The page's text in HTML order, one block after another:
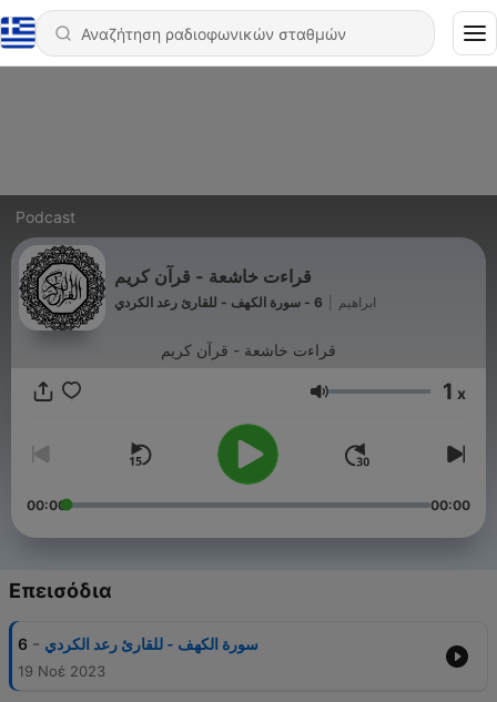
Podcast
قراءت خاشعة - قرآن كريم
ابراهيم 6 - سورة الكهف - للقارئ رعد الكردي
قراءت خاشعة - قرآن كريم
Ένταση 1 x
00:00 00:00
Επεισόδια
6 - سورة الكهف - للقارئ رعد الكردي
19 Νοέ 2023